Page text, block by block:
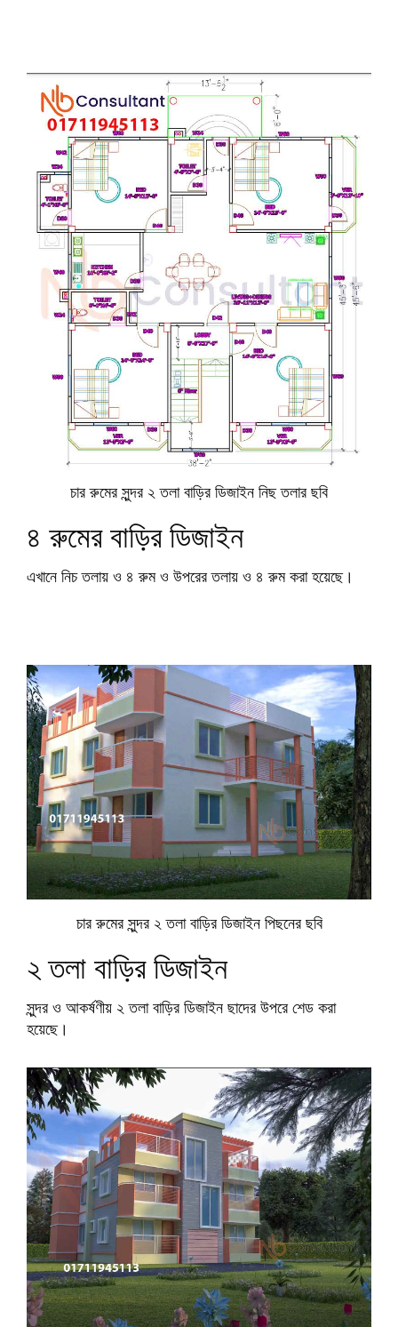
চার রুমের সুন্দর ২ তলা বাড়ির ডিজাইন নিছ তলার ছবি
৪ রুমের বাড়ির ডিজাইন
এখানে নিচ তলায় ও ৪ রুম ও উপরের তলায় ও ৪ রুম করা হয়েছে।
চার রুমের সুন্দর ২ তলা বাড়ির ডিজাইন পিছনের ছবি
২ তলা বাড়ির ডিজাইন
সুন্দর ও আকর্ষণীয় ২ তলা বাড়ির ডিজাইন ছাদের উপরে শেড করা
হয়েছে।